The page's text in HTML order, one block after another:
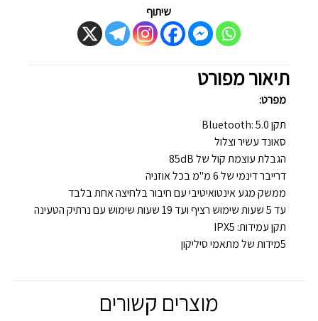
שיתוף
תיאור מפורט
מפרט:
תקן Bluetooth: 5.0
סאונד עשיר וצלול
הגבלת עוצמת קול של 85dB
דרייבר דינמי של 6 מ"מ בכל אוזניה
ממשק מגע אינטואיטיבי עם חיבור בלחיצה אחת בלבד
עד 5 שעות שימוש רציף ועד 19 שעות שימוש עם נרתיק הטעינה
תקן עמידות: IPX5
5מידות של מתאמי סיליקון
מוצרים קשורים